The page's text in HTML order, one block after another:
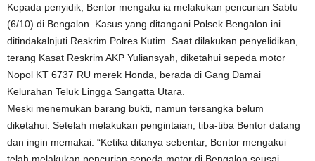
Kepada penyidik, Bentor mengaku ia melakukan pencurian Sabtu
(6/10) di Bengalon. Kasus yang ditangani Polsek Bengalon ini
ditindakalnjuti Reskrim Polres Kutim. Saat dilakukan penyelidikan,
terang Kasat Reskrim AKP Yuliansyah, diketahui sepeda motor
Nopol KT 6737 RU merek Honda, berada di Gang Damai
Kelurahan Teluk Lingga Sangatta Utara.
Meski menemukan barang bukti, namun tersangka belum
diketahui. Setelah melakukan pengintaian, tiba-tiba Bentor datang
dan ingin memakai. “Ketika ditanya sebentar, Bentor mengakui